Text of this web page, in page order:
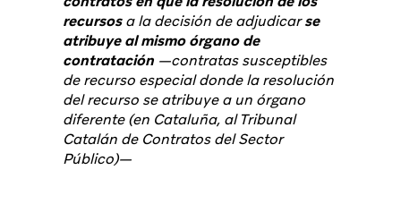
recursosa la decisión de adjudicarse
atribuye al mismo órgano de
contratación —contratas susceptibles
de recurso especial donde la resolución
del recurso se atribuye a un órgano
diferente (en Cataluña, al Tribunal
Catalán de Contratos del Sector
Público)—